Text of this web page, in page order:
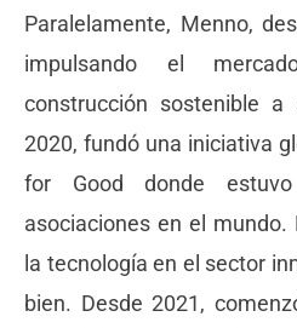
Paralelamente, Menno,
impulsando el
construcción sostenible
2020, fundó una iniciativa
for Good donde
asociaciones en el
la tecnología en el sector
bien. Desde 2021,